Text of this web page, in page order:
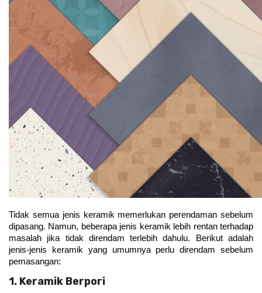
Tidak semua jenis keramik memerlukan perendaman sebelum
dipasang. Namun, beberapa jenis keramik lebih rentan terhadap
masalah jika tidak direndam terlebih dahulu. Berikut adalah
jenis-jenis keramik yang umumnya perlu direndam sebelum
pemasangan:
1. Keramik Berpori